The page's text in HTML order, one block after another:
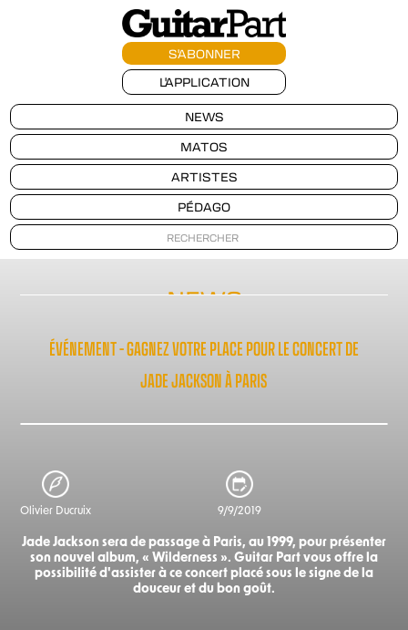
S'ABONNER
L'APPLICATION
NEWS
MATOS
ARTISTES
PÉDAGO
NEWS
ÉVÉNEMENT – GAGNEZ VOTRE PLACE POUR LE CONCERT DE
JADE JACKSON À PARIS
Olivier Ducruix 9/9/2019
Jade Jackson sera de passage à Paris, au 1999, pour présenter
son nouvel album, « Wilderness ». Guitar Part vous offre la
possibilité d'assister à ce concert placé sous le signe de la
douceur et du bon goût.